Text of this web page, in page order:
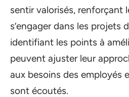
sentir valorisés, renforçant
s’engager dans les projets
identifiant les points à
peuvent ajuster leur
aux besoins des employés
sont écoutés.